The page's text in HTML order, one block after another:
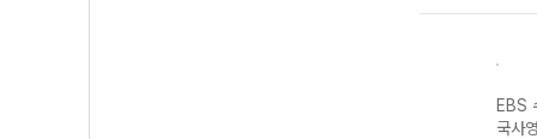
EBS
국사